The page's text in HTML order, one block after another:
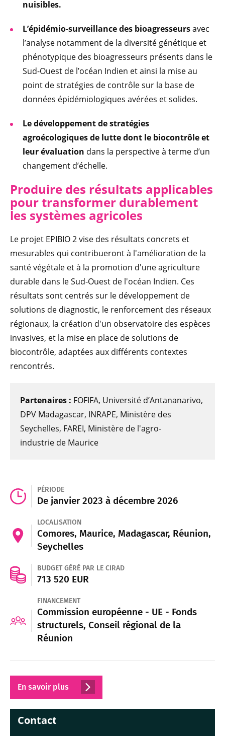
PÉRIODE
De janvier 2023 à décembre 2026
LOCALISATION
Comores, Maurice, Madagascar, Réunion,
Seychelles
BUDGET GÉRÉ PAR LE CIRAD
713 520 EUR
FINANCEMENT
Commission européenne - UE - Fonds
structurels, Conseil régional de la
Réunion
En savoir plus
Contact
nuisibles.
L’épidémio-surveillance des bioagresseursavec
l’analyse notamment de la diversité génétique et
phénotypique des bioagresseurs présents dans le
Sud-Ouest de l’océan Indien et ainsi la mise au
point de stratégies de contrôle sur la base de
données épidémiologiques avérées et solides.
Le développement de stratégies
agroécologiques de lutte dont le biocontrôle et
leur évaluation dans la perspective à terme d’un
changement d’échelle.
Produire des résultats applicables
pour transformer durablement
les systèmes agricoles
Le projet EPIBIO 2 vise des résultats concrets et
mesurables qui contribueront à l'amélioration de la
santé végétale et à la promotion d'une agriculture
durable dans le Sud-Ouest de l'océan Indien. Ces
résultats sont centrés sur le développement de
solutions de diagnostic, le renforcement des réseaux
régionaux, la création d'un observatoire des espèces
invasives, et la mise en place de solutions de
biocontrôle, adaptées aux différents contextes
rencontrés.
Partenaires : FOFIFA, Université d’Antananarivo,
DPV Madagascar, INRAPE, Ministère des
Seychelles, FAREI, Ministère de l'agro-
industrie de Maurice